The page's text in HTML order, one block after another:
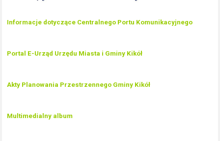
Informacje dotyczące Centralnego Portu Komunikacyjnego
Portal E-Urząd Urzędu Miasta i Gminy Kikół
Akty Planowania Przestrzennego Gminy Kikół
Multimedialny album